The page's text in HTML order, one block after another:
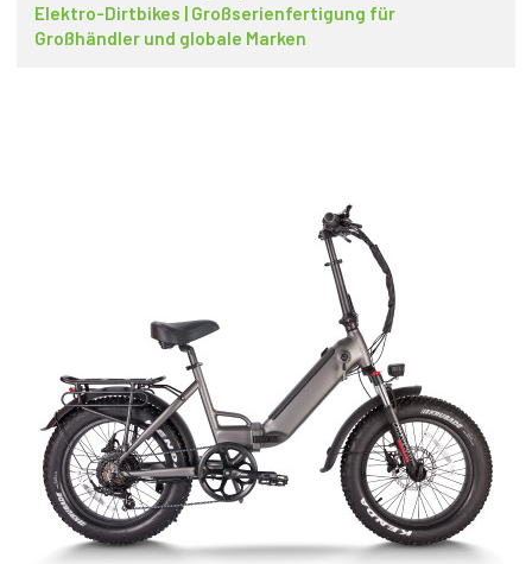
Elektro-Dirtbikes | Großserienfertigung für
Großhändler und globale Marken